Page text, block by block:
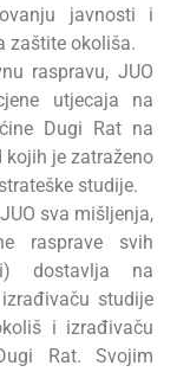
javnosti i
zaštite okoliša.
raspravu, JUO
utjecaja na
Dugi Rat na
je zatraženo
studije.
sva mišljenja,
rasprave svih
dostavlja na
studije
i izrađivaču
Rat. Svojim